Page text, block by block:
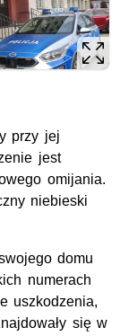
przy jej
jest
omijania.
niebieski
domu
numerach
uszkodzenia,
się w